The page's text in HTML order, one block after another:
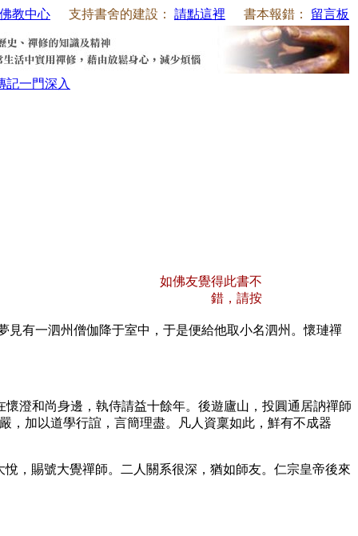
教中心 支持書舍的建設： 請點這裡 書本報錯： 留言板
記一門深入
如佛友覺得此書不
錯，請按
有一泗州僧伽降于室中，于是便給他取小名泗州。懷璉禪
澄和尚身邊，執侍請益十餘年。後遊廬山，投圓通居訥禪師
，加以道學行誼，言簡理盡。凡人資稟如此，鮮有不成器
，賜號大覺禪師。二人關系很深，猶如師友。仁宗皇帝後來